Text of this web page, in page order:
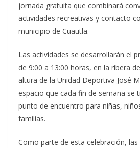
jornada gratuita que combinará
actividades recreativas y contacto
municipio de Cuautla.
Las actividades se desarrollarán el
de 9:00 a 13:00 horas, en la ribera
altura de la Unidad Deportiva José
espacio que cada fin de semana se
punto de encuentro para niñas,
familias.
Como parte de esta celebración,